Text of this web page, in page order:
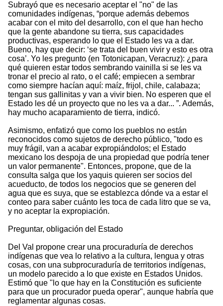
Subrayó que es necesario aceptar el "no" de las
comunidades indígenas, “porque además debemos
acabar con el mito del desarrollo, con el que han hecho
que la gente abandone su tierra, sus capacidades
productivas, esperando lo que el Estado les va a dar.
Bueno, hay que decir: ‘se trata del buen vivir y esto es otra
cosa’. Yo les pregunto (en Totonicapan, Veracruz): ¿para
qué quieren estar todos sembrando vainilla si se les va
tronar el precio al rato, o el café; empiecen a sembrar
como siempre hacían aquí: maíz, frijol, chile, calabaza;
tengan sus gallinitas y van a vivir bien. No esperen que el
Estado les dé un proyecto que no les va a dar... ”. Además,
hay mucho acaparamiento de tierra, indicó.
Asimismo, enfatizó que como los pueblos no están
reconocidos como sujetos de derecho público, "todo es
muy frágil, van a acabar expropiándolos; el Estado
mexicano los despoja de una propiedad que podría tener
un valor permanente". Entonces, propone, que de la
consulta salga que los yaquis quieren ser socios del
acueducto, de todos los negocios que se generen del
agua que es suya, que se establezca dónde va a estar el
conteo para saber cuánto les toca de cada litro que se va,
y no aceptar la expropiación.
Preguntar, obligación del Estado
Del Val propone crear una procuraduría de derechos
indígenas que vea lo relativo a la cultura, lengua y otras
cosas, con una subprocuraduría de territorios indígenas,
un modelo parecido a lo que existe en Estados Unidos.
Estimó que "lo que hay en la Constitución es suficiente
para que un procurador pueda operar", aunque habría que
reglamentar algunas cosas.